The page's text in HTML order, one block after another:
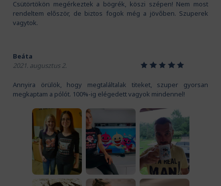
Csütörtökön megérkeztek a bögrék, köszi szépen! Nem most
rendeltem először, de biztos fogok még a jövőben. Szuperek
vagytok.
Beáta
2021. augusztus 2.
12345
Annyira örülök, hogy megtaláltalak titeket, szuper gyorsan
megkaptam a pólót. 100%-ig elégedett vagyok mindennel!